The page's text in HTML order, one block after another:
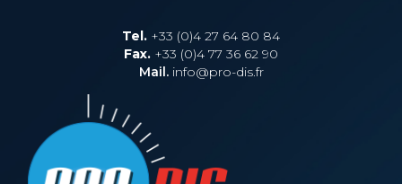
Tel. +33 (0)4 27 64 80 84
Fax. +33 (0)4 77 36 62 90
Mail.info@pro-dis.fr